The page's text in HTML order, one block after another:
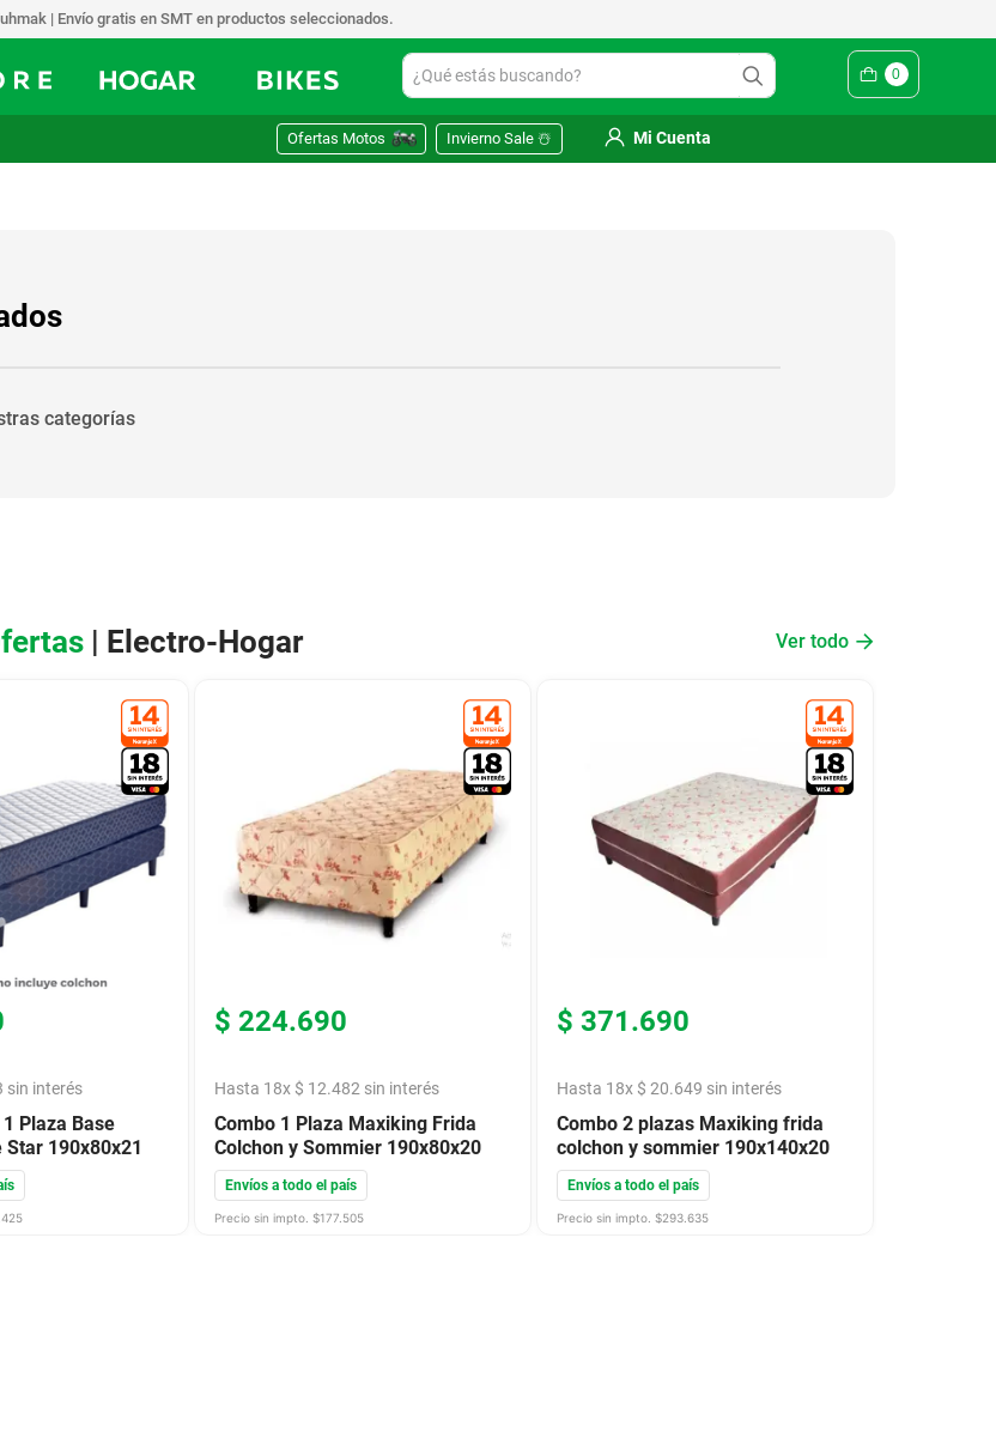
| Envío gratis en SMT en productos seleccionados.
¿Qué estás buscando? 0
Ofertas Motos Invierno Sale ☃️ Mi Cuenta
categorías
| Electro-Hogar Ver todo
sin interés
Plaza Base
190x80x21
$ 224.690
Hasta 18x $ 12.482 sin interés
Combo 1 Plaza Maxiking Frida
Colchon y Sommier 190x80x20
Envíos a todo el país
Precio sin impto. $177.505
$ 371.690
Hasta 18x $ 20.649 sin interés
Combo 2 plazas Maxiking frida
colchon y sommier 190x140x20
Envíos a todo el país
Precio sin impto. $293.635